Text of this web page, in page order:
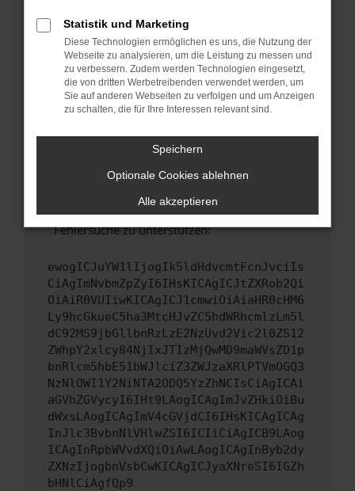
Betriebssystem auf dem neuesten Stand
sind.
Veraltete Software birgt nicht nur ein
Sicherheitsrisiko, sondern kann auch dazu
führen, dass bestimmte Funktionen nicht mehr
unterstützt werden.
Wende dich an den Webseitenbetreiber.
Wenn du alle oben genannten Schritte versucht
hast, kontaktiere uns bitte. Wir werden
versuchen, das Problem zu beheben. Du kannst
uns diesen Text schicken, um uns bei der
Fehlersuche zu unterstützen:
ewogICJuYW1lIjogIk5ldHdvcmtFcnJvciIs
CiAgImNvbmZpZyI6IHsKICAgICJtZXRob2Qi
OiAiR0VUIiwKICAgICJ1cmwiOiAiaHR0cHM6
Ly9hcGkueC5ha3MtcHJvZC5hdWRhcmlzLm5l
dC92MS9jbGllbnRzLzE2NzUvd2Vic2l0ZS12
ZWhpY2xlcy84NjIxJTIzMjQwMD9maWVsZD1p
bnRlcm5hbE51bWJlciZ3ZWJzaXRlPTVmOGQ3
NzNlOWI1Y2NiNTA2ODQ5YzZhNCIsCiAgICAi
aGVhZGVycyI6IHt9LAogICAgImJvZHkiOiBu
dWxsLAogICAgImV4cGVjdCI6IHsKICAgICAg
InJlc3BvbnNlVHlwZSI6ICIiCiAgICB9LAog
ICAgInRpbWVvdXQiOiAwLAogICAgInByb2dy
ZXNzIjogbnVsbCwKICAgICJyaXNreSI6IGZh
bHNlCiAgfQp9
Statistik und Marketing
Diese Technologien ermöglichen es uns, die Nutzung der
Webseite zu analysieren, um die Leistung zu messen und
zu verbessern. Zudem werden Technologien eingesetzt,
die von dritten Werbetreibenden verwendet werden, um
Sie auf anderen Webseiten zu verfolgen und um Anzeigen
zu schalten, die für Ihre Interessen relevant sind.
Speichern
Optionale Cookies ablehnen
Alle akzeptieren